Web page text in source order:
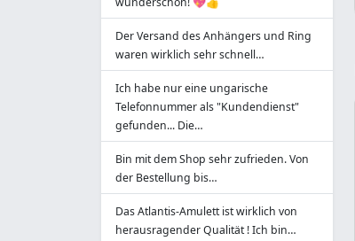
Der Versand des Anhängers und Ring
waren wirklich sehr schnell…
Ich habe nur eine ungarische
Telefonnummer als "Kundendienst"
gefunden... Die…
Bin mit dem Shop sehr zufrieden. Von
der Bestellung bis…
Das Atlantis-Amulett ist wirklich von
herausragender Qualität ! Ich bin…